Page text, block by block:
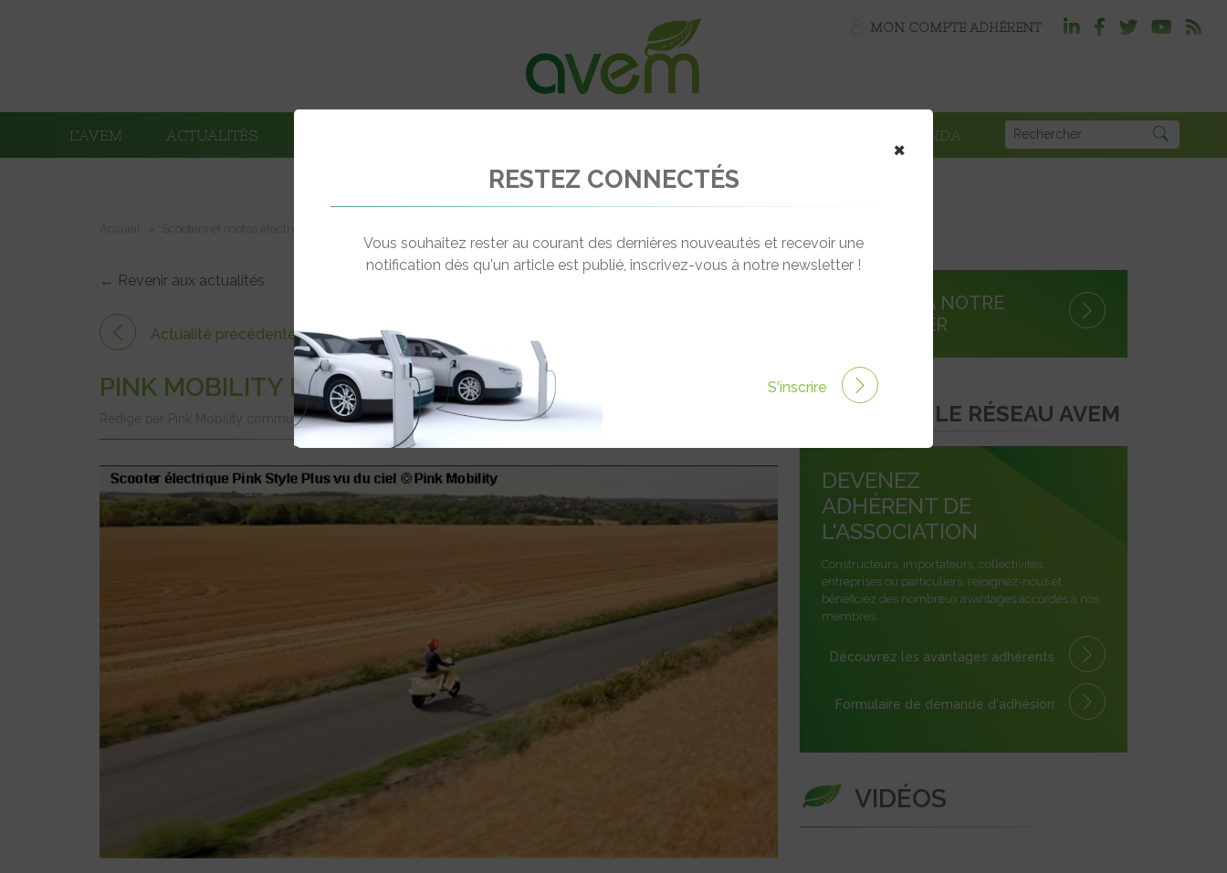
MON COMPTE ADHÉRENT
L’AVEM ACTUALITÉS AGENDA
← Revenir aux actualités
Actualité précédente
PINK MOBILITY ROULE POUR OCTOBRE ROSE
Rédigé par Pink Mobility communique le 07 Oct 2020 à 00:00 0 commentaires
S'INSCRIRE À NOTRE
NEWSLETTER
REJOINDRE LE RÉSEAU AVEM
DEVENEZ
ADHÉRENT DE
L'ASSOCIATION
Constructeurs, importateurs, collectivités,
entreprises ou particuliers, rejoignez-nous et
bénéficiez des nombreux avantages accordés à nos
membres.
Découvrez les avantages adhérents
Formulaire de demande d'adhésion
VIDÉOS
×
RESTEZ CONNECTÉS
Vous souhaitez rester au courant des dernières nouveautés et recevoir une
notification dès qu'un article est publié, inscrivez-vous à notre newsletter !
S'inscrire